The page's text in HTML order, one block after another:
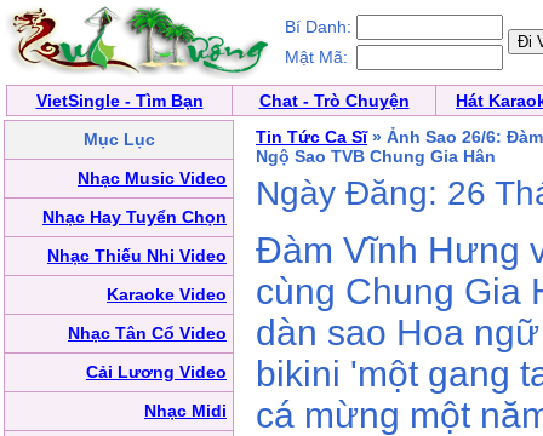
Bí Danh:
Mật Mã:
VietSingle - Tìm Bạn Chat - Trò Chuyện
Hát
Mục Lục
Nhạc Music Video
Nhạc Hay Tuyển Chọn
Nhạc Thiếu Nhi Video
Karaoke Video
Nhạc Tân Cổ Video
Cải Lương Video
Nhạc Midi
Tin Tức Ca Sĩ» Ảnh Sao 26/6:
Ngộ Sao TVB Chung Gia Hân
Ngày Đăng: 26
Đàm Vĩnh Hưng
cùng Chung Gia
dàn sao Hoa
bikini 'một gang
cá mừng một